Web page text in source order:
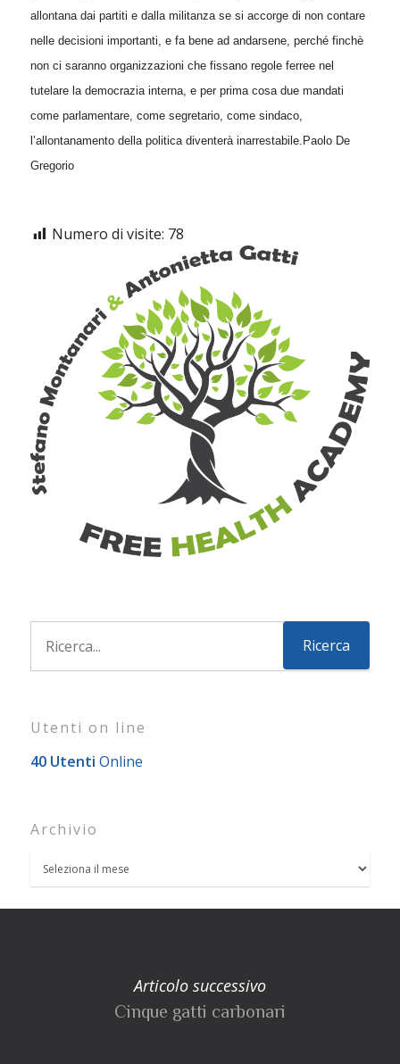
allontana dai partiti e dalla militanza se si accorge di non contare
nelle decisioni importanti, e fa bene ad andarsene, perché finchè
non ci saranno organizzazioni che fissano regole ferree nel
tutelare la democrazia interna, e per prima cosa due mandati
come parlamentare, come segretario, come sindaco,
l’allontanamento della politica diventerà inarrestabile. Paolo De
Gregorio
Numero di visite: 78
Utenti on line
40 Utenti Online
Archivio
Articolo successivo
Cinque gatti carbonari